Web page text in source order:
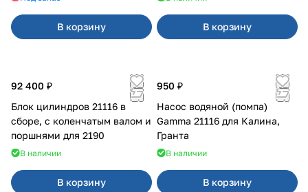
В корзину В корзину
92 400 ₽
Блок цилиндров 21116 в
сборе, с коленчатым валом и
поршнями для 2190
В наличии
В корзину
950 ₽
Насос водяной (помпа)
Gamma 21116 для Калина,
Гранта
В наличии
В корзину